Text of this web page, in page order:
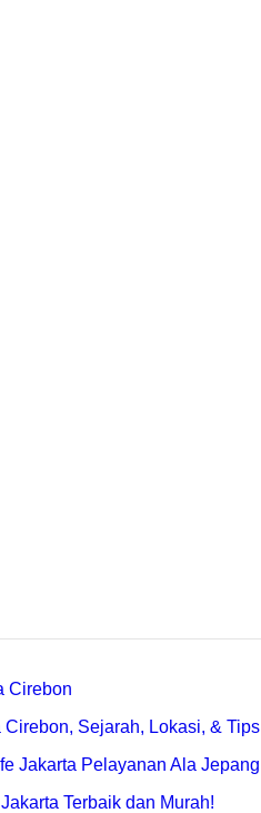
Sejarah, Lokasi, & Tips
Terbaik dan Murah!